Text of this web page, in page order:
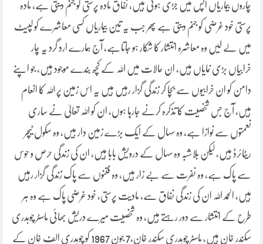
چاروں بیماریاں أپس میں جڑی ہوئی ہیں، نفاق مادہ پرستی کو جنم دیتی ہے، مادہ
پرستی خود غرضی کو جنم دیتی ہے پھر جب یہ تین بیماریاں کسی معاشرے کو لپیٹ
میں لے لیں وہ معاشرہ انتشار کا شکار ہو جاتاہے، آج ہمارے ارد گرد یہ چار
خرابیاں بڑی نمایاں ہیں، ان حالات میں اللہ کے کچھ بندے موجود ہیں، جو اپنے
دامن کو ان خرابیوں سے بچا کر زندگی گزار رہیں ہیں یہ اس زمین پر اللہ کا انعام
ہیں، آج جس شخصیت کا تذکرہ کرنے جارہا ہوں، ان کو اللہ تعالیٰ نے ساری
نعمتوں سے نوازا ہے، وہ سہال کے ایک بڑے زمین دار ہیں، وہ سکول ٹیچر
ریٹائرڈ ہیں، لیکن بلاشبہ وہ سہال کے درویش بابا ہیں، ان کی زندگی حرص و حوس
سے پاک ہے، وہ نفرت سے بے زار ہیں، وہ فتنوں سے پاک زندگی گزار رہیں
ہیں، الحمد اللہ ان کی زندگی نفاق سے، مادیت پرستی، خود غرضی پاک ہے وہ ہر
طرح کے انتشار سے دور رہتے ہیں، وہ شخصیت میرے دریش بھائی ماسٹر چوہدری
سکندر خان ہیں، ماسٹر چوہدری سکندر خان،7 جون 1967 کو چوہدری الف خان کے